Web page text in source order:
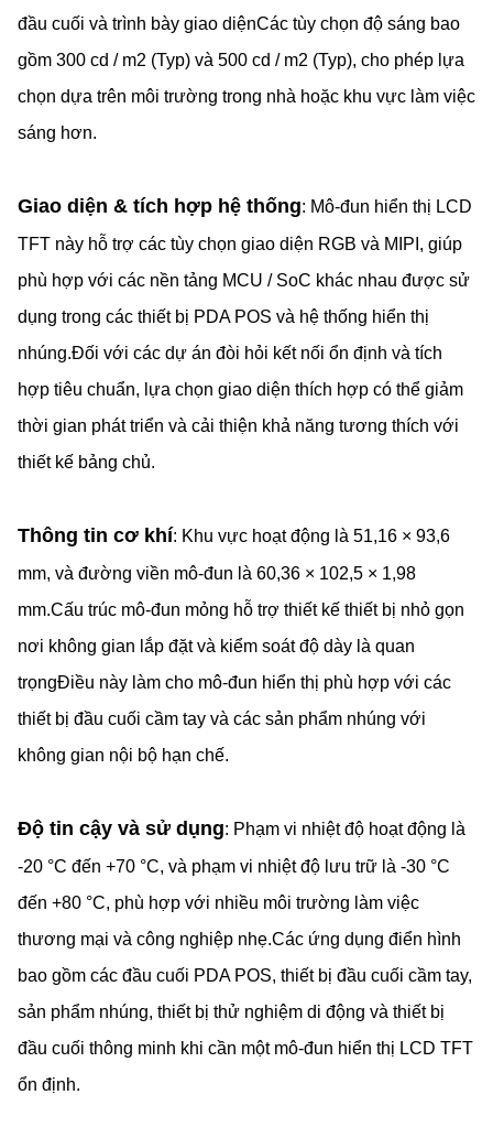
đầu cuối và trình bày giao diệnCác tùy chọn độ sáng bao
gồm 300 cd / m2 (Typ) và 500 cd / m2 (Typ), cho phép lựa
chọn dựa trên môi trường trong nhà hoặc khu vực làm việc
sáng hơn.
Giao diện & tích hợp hệ thống: Mô-đun hiển thị LCD
TFT này hỗ trợ các tùy chọn giao diện RGB và MIPI, giúp
phù hợp với các nền tảng MCU / SoC khác nhau được sử
dụng trong các thiết bị PDA POS và hệ thống hiển thị
nhúng.Đối với các dự án đòi hỏi kết nối ổn định và tích
hợp tiêu chuẩn, lựa chọn giao diện thích hợp có thể giảm
thời gian phát triển và cải thiện khả năng tương thích với
thiết kế bảng chủ.
Thông tin cơ khí: Khu vực hoạt động là 51,16 × 93,6
mm, và đường viền mô-đun là 60,36 × 102,5 × 1,98
mm.Cấu trúc mô-đun mỏng hỗ trợ thiết kế thiết bị nhỏ gọn
nơi không gian lắp đặt và kiểm soát độ dày là quan
trọngĐiều này làm cho mô-đun hiển thị phù hợp với các
thiết bị đầu cuối cầm tay và các sản phẩm nhúng với
không gian nội bộ hạn chế.
Độ tin cậy và sử dụng: Phạm vi nhiệt độ hoạt động là
-20 °C đến +70 °C, và phạm vi nhiệt độ lưu trữ là -30 °C
đến +80 °C, phù hợp với nhiều môi trường làm việc
thương mại và công nghiệp nhẹ.Các ứng dụng điển hình
bao gồm các đầu cuối PDA POS, thiết bị đầu cuối cầm tay,
sản phẩm nhúng, thiết bị thử nghiệm di động và thiết bị
đầu cuối thông minh khi cần một mô-đun hiển thị LCD TFT
ổn định.